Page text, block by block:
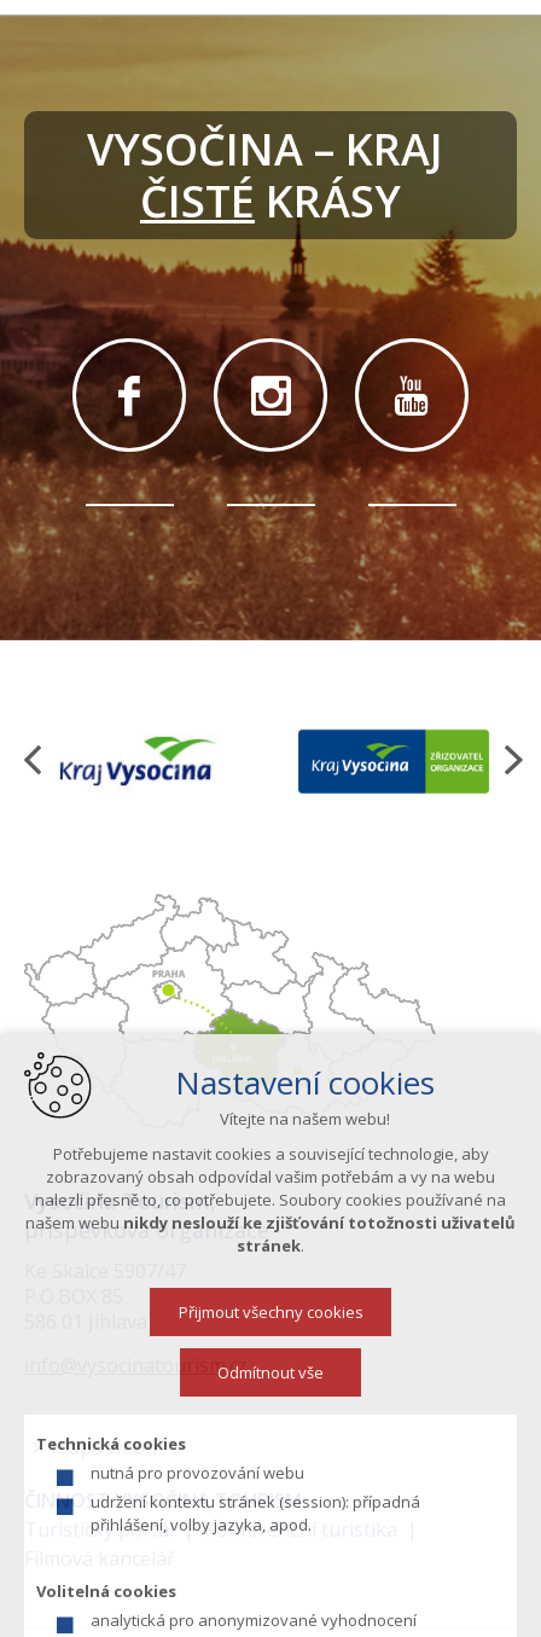
VYSOČINA – KRAJ
ČISTÉ KRÁSY
ČINNOST VYSOČINA TOURISM:
Turistický portál
Konferenční turistika
Vysočina Tourism,
příspěvková organizace
info@vysocinatourism.cz
Menu
zápatí
Mapa webu
Nastavení cookies
Vítejte na našem webu!
Potřebujeme nastavit cookies a související technologie, aby
zobrazovaný obsah odpovídal vašim potřebám a vy na webu
nalezli přesně to, co potřebujete. Soubory cookies používané na
našem webu nikdy neslouží ke zjišťování totožnosti uživatelů
stránek.
Technická cookies
nutná pro provozování webu
udržení kontextu stránek (session): případná
přihlášení, volby jazyka, apod.
Volitelná cookies
analytická pro anonymizované vyhodnocení
Přijmout všechny cookies
Odmítnout vše